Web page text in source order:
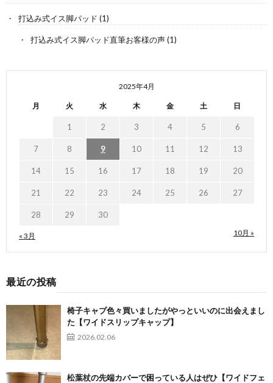
打込み式イス脚パッド (1)
打込み式イス脚パッド直筆お客様の声(1)
2025年4月
月 火 水 木 金 土 日
« 3月 10月 »
1 2 3 4 5 6
7 8 9 10 11 12 13
14 15 16 17 18 19 20
21 22 23 24 25 26 27
28 29 30
最近の投稿
椅子キャプ色々買いましたがやっといいのに出会えまし
た【ワイドスリップキャップ】
2026.02.06
松葉杖の先端カバーで困っている人はぜひ【ワイドフェ